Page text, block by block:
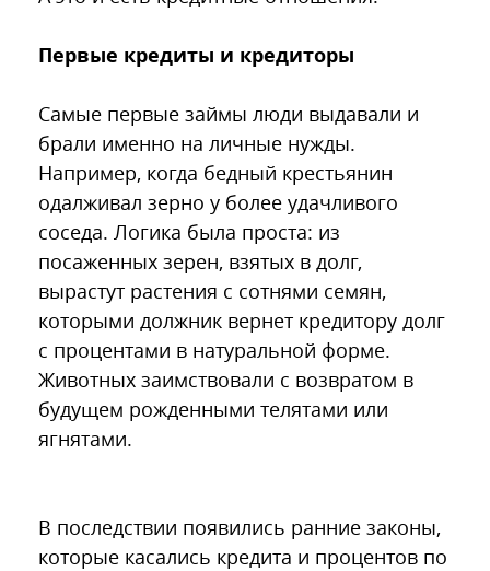
Первые кредиты и кредиторы
Самые первые займы люди выдавали и
брали именно на личные нужды.
Например, когда бедный крестьянин
одалживал зерно у более удачливого
соседа. Логика была проста: из
посаженных зерен, взятых в долг,
вырастут растения с сотнями семян,
которыми должник вернет кредитору долг
с процентами в натуральной форме.
Животных заимствовали с возвратом в
будущем рожденными телятами или
ягнятами.
В последствии появились ранние законы,
которые касались кредита и процентов по